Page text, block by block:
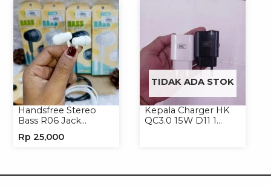
Handsfree Stereo
Bass R06 Jack
Headset Headphone
Rp 25,000
TIDAK ADA STOK
Kepala Charger HK
QC3.0 15W D11 1